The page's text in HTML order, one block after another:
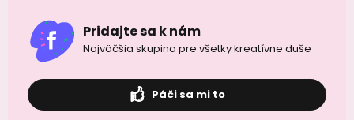
Pridajte sa k nám
Najväčšia skupina pre všetky kreatívne duše
Páči sa mi to